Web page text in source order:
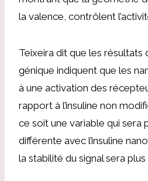
la valence, contrôlent
Teixeira dit que les résultats
génique indiquent que les
à une activation des
rapport à l’insuline non
ce soit une variable qui sera
différente avec l’insuline
la stabilité du signal sera